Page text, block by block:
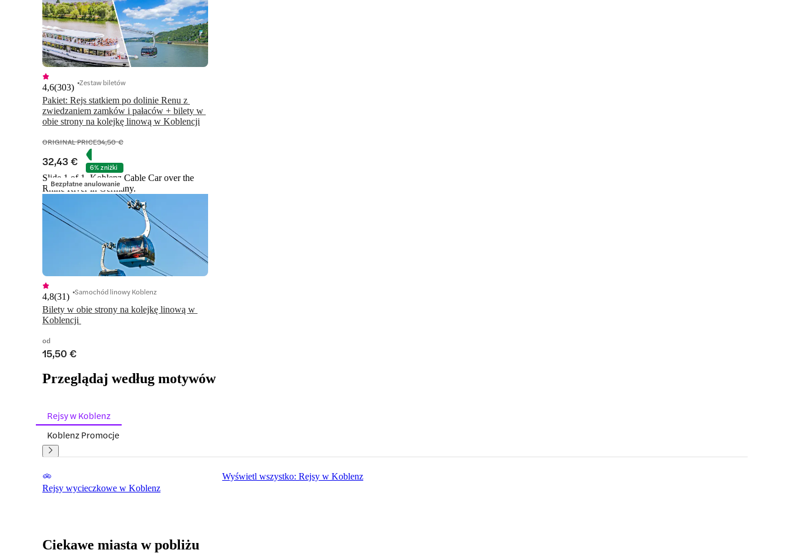
Pakiet: Rejs statkiem po dolinie Renu z
zwiedzaniem zamków i pałaców + bilety w
obie strony na kolejkę linową w Koblencji
4,6(303) Zestaw biletów
ORIGINAL PRICE34,50 €
32,43 € 6% zniżki
Bezpłatne anulowanie
Slide 1 of 1, Koblenz Cable Car over the
Rhine River in Germany.
Bilety w obie strony na kolejkę linową w
4,8(31) Samochód linowy Koblenz
od
15,50 €
Przeglądaj według motywów
Rejsy w Koblenz
Koblenz Promocje
Rejsy wycieczkowe w Koblenz
Wyświetl wszystko: Rejsy w Koblenz
Ciekawe miasta w pobliżu